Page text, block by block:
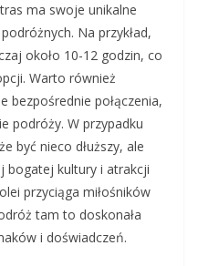
ma swoje unikalne
Na przykład,
około 10-12 godzin, co
Warto również
bezpośrednie połączenia,
podróży. W przypadku
być nieco dłuższy, ale
bogatej kultury i atrakcji
przyciąga miłośników
tam to doskonała
i doświadczeń.